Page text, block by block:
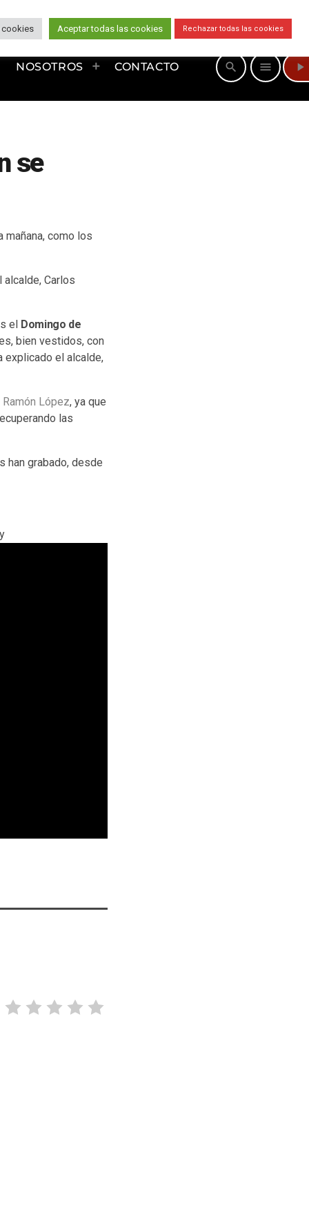
NOSOTROS CONTACTO search menu play_arrow
se
mañana, como los
Carlos
el Domingo de
bien vestidos, con
explicado el alcalde,
Ramón López, ya que
las
han grabado, desde
y
cookies Aceptar todas las cookies Rechazar todas las cookies